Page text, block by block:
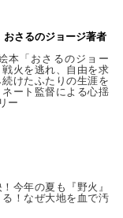
さるのジョージ著者
本「おさるのジョー
火を逃れ、自由を求
けたふたりの生涯を
ート監督による心揺
ー
今年の夏も『野火』
！なぜ大地を血で汚